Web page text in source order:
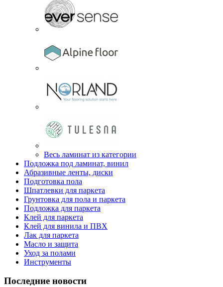
Весь ламинат из категории
Подложка под ламинат, винил
Абразивные ленты, диски
Подготовка пола
Шпатлевки для паркета
Грунтовка для пола и паркета
Подложка для паркета
Клей для паркета
Клей для винила и ПВХ
Лак для паркета
Масло и защита
Уход за полами
Инструменты
Последние новости